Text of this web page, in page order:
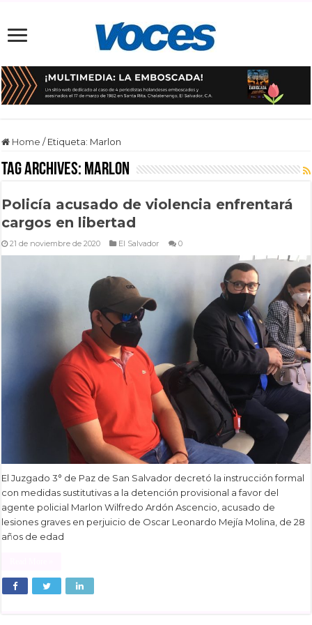
Home / Etiqueta: Marlon
Tag Archives: Marlon
Policía acusado de violencia enfrentará
cargos en libertad
21 de noviembre de 2020 El Salvador 0
El Juzgado 3° de Paz de San Salvador decretó la instrucción formal
con medidas sustitutivas a la detención provisional a favor del
agente policial Marlon Wilfredo Ardón Ascencio, acusado de
lesiones graves en perjuicio de Oscar Leonardo Mejía Molina, de 28
años de edad